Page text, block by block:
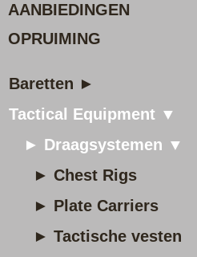
AANBIEDINGEN
OPRUIMING
Baretten ►
Tactical Equipment ▼
► Draagsystemen ▼
► Chest Rigs
► Plate Carriers
► Tactische vesten